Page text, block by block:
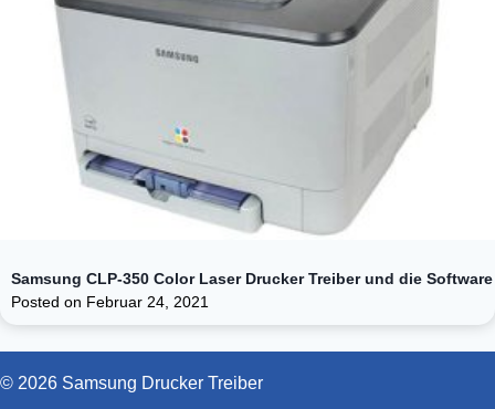
Samsung CLP-350 Color Laser Drucker Treiber und die Software
Posted on Februar 24, 2021
© 2026 Samsung Drucker Treiber